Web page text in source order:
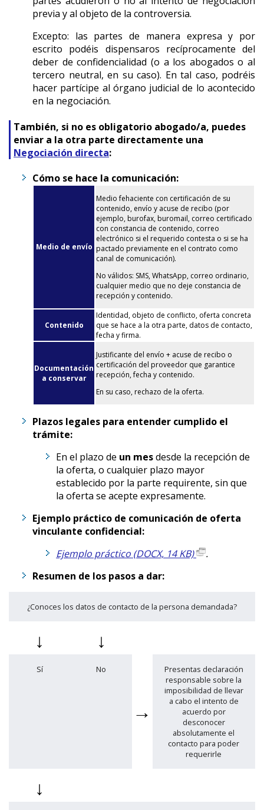
previa y al objeto de la controversia.
Excepto: las partes de manera expresa y por
escrito podéis dispensaros recíprocamente del
deber de confidencialidad (o a los abogados o al
tercero neutral, en su caso). En tal caso, podréis
hacer partícipe al órgano judicial de lo acontecido
en la negociación.
También, si no es obligatorio abogado/a, puedes
enviar a la otra parte directamente una
Negociación directa:
Cómo se hace la comunicación:
Medio de envío
Medio fehaciente con certificación de su
contenido, envío y acuse de recibo (por
ejemplo, burofax, buromail, correo certificado
con constancia de contenido, correo
electrónico si el requerido contesta o si se ha
pactado previamente en el contrato como
canal de comunicación).
No válidos: SMS, WhatsApp, correo ordinario,
cualquier medio que no deje constancia de
recepción y contenido.
Contenido
Identidad, objeto de conflicto, oferta concreta
que se hace a la otra parte, datos de contacto,
fecha y firma.
Documentación
a conservar
Justificante del envío + acuse de recibo o
certificación del proveedor que garantice
recepción, fecha y contenido.
En su caso, rechazo de la oferta.
Plazos legales para entender cumplido el
trámite:
En el plazo de un mesdesde la recepción de
la oferta, o cualquier plazo mayor
establecido por la parte requirente, sin que
la oferta se acepte expresamente.
Ejemplo práctico de comunicación de oferta
vinculante confidencial:
Ejemplo práctico (DOCX, 14 KB)
.
Resumen de los pasos a dar:
¿Conoces los datos de contacto de la persona demandada?
↓ ↓
Sí No
→
Presentas declaración
responsable sobre la
imposibilidad de llevar
a cabo el intento de
acuerdo por
desconocer
absolutamente el
contacto para poder
requerirle
↓